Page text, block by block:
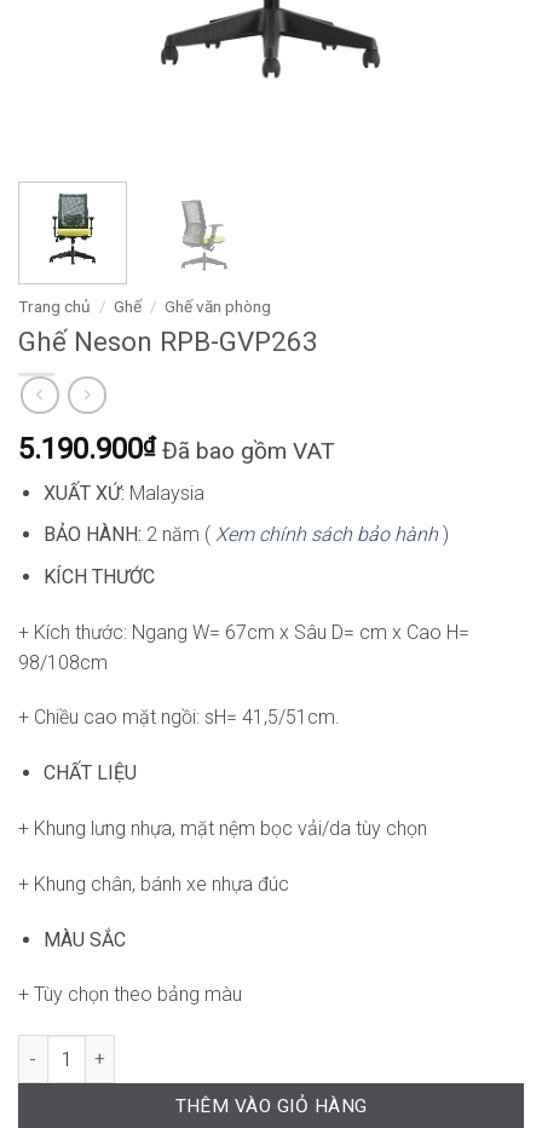
Trang chủ / Ghế / Ghế văn phòng
Ghế Neson RPB-GVP263
5.190.900₫ Đã bao gồm VAT
XUẤT XỨ: Malaysia
BẢO HÀNH: 2 năm ( Xem chính sách bảo hành)
KÍCH THƯỚC
+ Kích thước: Ngang W= 67cm x Sâu D= cm x Cao H=
98/108cm
+ Chiều cao mặt ngồi: sH= 41,5/51cm.
CHẤT LIỆU
+ Khung lưng nhựa, mặt nệm bọc vải/da tùy chọn
+ Khung chân, bánh xe nhựa đúc
MÀU SẮC
+ Tùy chọn theo bảng màu
Ghế Neson RPB-GVP263 số lượng
THÊM VÀO GIỎ HÀNG